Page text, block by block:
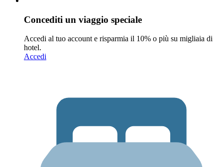
Concediti un viaggio speciale
Accedi al tuo account e risparmia il 10% o più su migliaia di
hotel.
Accedi